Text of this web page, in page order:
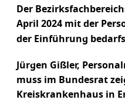
Der
April 2024 mit der
der Einführung
Jürgen Gißler,
muss im Bundesrat
Kreiskrankenhaus in